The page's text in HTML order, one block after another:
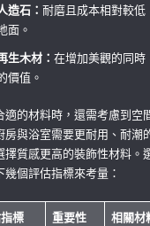
造石：耐磨且成本相對較低
面。
生木材：在增加美觀的同
價值。
適的材料時，還需考慮到空
房與浴室需要更耐用、耐潮
擇質感更高的裝飾性材料。
幾個評估指標來考量：
標 重要性 相關材